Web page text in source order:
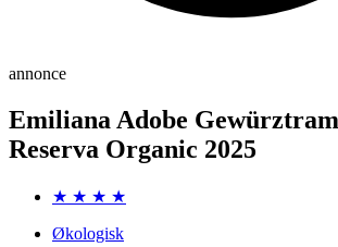
annonce
Emiliana Adobe
Reserva Organic 2025
★ ★ ★ ★
Økologisk